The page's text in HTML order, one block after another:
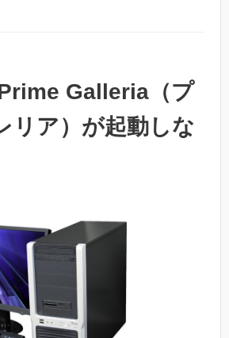
Galleria（プ
リア）が起動しな